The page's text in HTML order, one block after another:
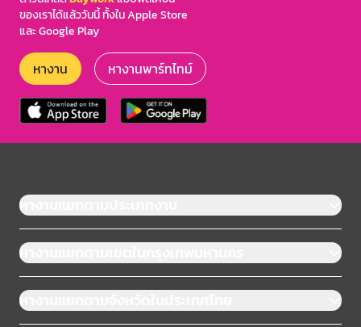
ของเราได้แล้ววันนี้ ทั้งใน Apple Store
และ Google Play
หางาน หางานพาร์ทไทม์
หางานแยกตามประเภทงาน
หางานแยกตามเขตในกรุงเทพมหานคร
หางานแยกตามจังหวัดในประเทศไทย